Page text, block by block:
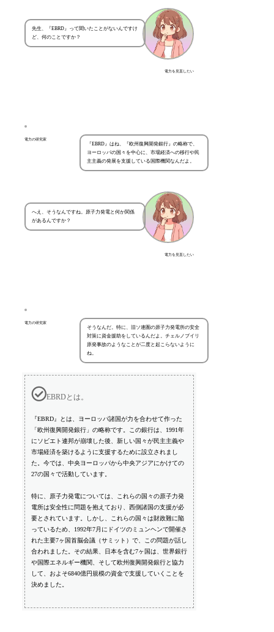
電力を見直したい
先生、『EBRD』って聞いたことがないんですけ
ど、何のことですか？
電力の研究家
『EBRD』はね、『欧州復興開発銀行』の略称で、
ヨーロッパの国々を中心に、市場経済への移行や民
主主義の発展を支援している国際機関なんだよ。
電力を見直したい
へえ、そうなんですね。原子力発電と何か関係
があるんですか？
電力の研究家
そうなんだ。特に、旧ソ連圏の原子力発電所の安全
対策に資金援助をしているんだよ。チェルノブイリ
原発事故のようなことが二度と起こらないように
ね。
EBRDとは。
『EBRD』とは、ヨーロッパ諸国が力を合わせて作った
「欧州復興開発銀行」の略称です。この銀行は、1991年
にソビエト連邦が崩壊した後、新しい国々が民主主義や
市場経済を築けるように支援するために設立されまし
た。今では、中央ヨーロッパから中央アジアにかけての
27の国々で活動しています。
特に、原子力発電については、これらの国々の原子力発
電所は安全性に問題を抱えており、西側諸国の支援が必
要とされています。しかし、これらの国々は財政難に陥
っているため、1992年7月にドイツのミュンヘンで開催さ
れた主要7ヶ国首脳会議（サミット）で、この問題が話し
合われました。その結果、日本を含む7ヶ国は、世界銀行
や国際エネルギー機関、そして欧州復興開発銀行と協力
して、およそ6840億円規模の資金で支援していくことを
決めました。